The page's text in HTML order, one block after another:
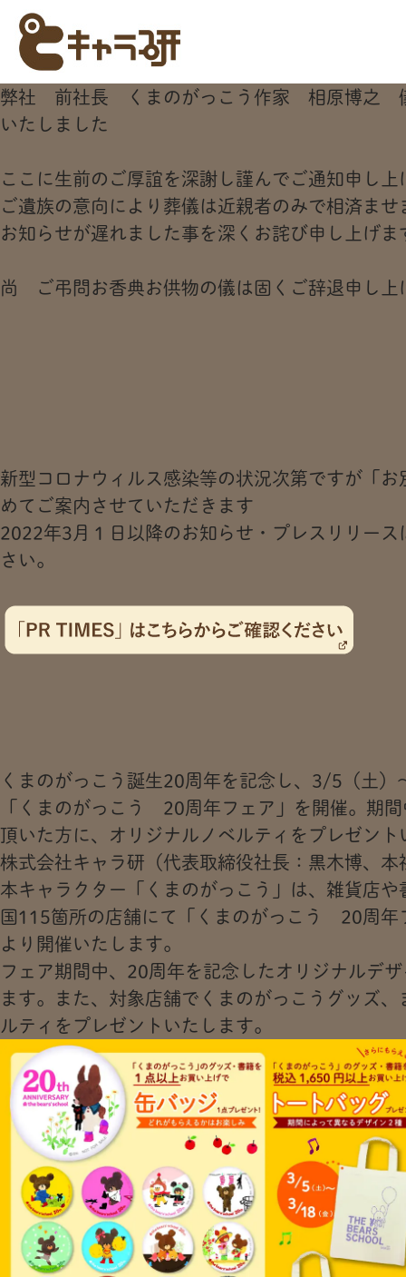
弊社 前社長 くまのがっこう作家 相原博之
いたしました
ここに生前のご厚誼を深謝し謹んでご通知申し上
ご遺族の意向により葬儀は近親者のみで相済ませ
お知らせが遅れました事を深くお詫び申し上げま
尚 ご弔問お香典お供物の儀は固くご辞退申し上
新型コロナウィルス感染等の状況次第ですが「
めてご案内させていただきます
2022年3月１日以降のお知らせ・プレスリリー
さい。
くまのがっこう誕生20周年を記念し、3/5（土
「くまのがっこう 20周年フェア」を開催。期
頂いた方に、オリジナルノベルティをプレゼント
株式会社キャラ研（代表取締役社長：黒木博、
本キャラクター「くまのがっこう」は、雑貨店
国115箇所の店舗にて「くまのがっこう 20周年
より開催いたします。
フェア期間中、20周年を記念したオリジナルデ
ます。また、対象店舗でくまのがっこうグッズ
ルティをプレゼントいたします。